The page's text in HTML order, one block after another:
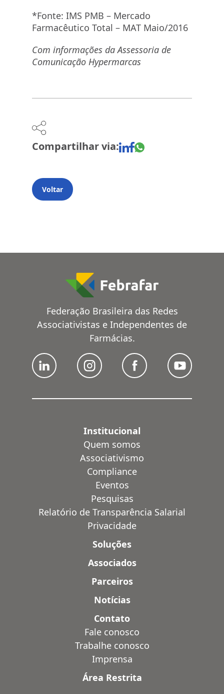
*Fonte: IMS PMB – Mercado
Farmacêutico Total – MAT Maio/2016
Com informações da Assessoria de
Comunicação Hypermarcas
Compartilhar via:
Voltar
Federação Brasileira das Redes
Associativistas e Independentes de
Farmácias.
Institucional
Quem somos
Associativismo
Compliance
Eventos
Pesquisas
Relatório de Transparência Salarial
Privacidade
Soluções
Associados
Parceiros
Notícias
Contato
Fale conosco
Trabalhe conosco
Imprensa
Área Restrita